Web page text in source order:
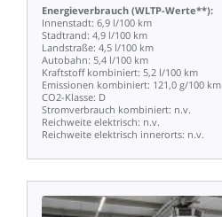
Energieverbrauch (WLTP-Werte**):
Innenstadt: 6,9 l/100 km
Stadtrand: 4,9 l/100 km
Landstraße: 4,5 l/100 km
Autobahn: 5,4 l/100 km
Kraftstoff kombiniert: 5,2 l/100 km
Emissionen kombiniert: 121,0 g/100 km
CO2-Klasse: D
Stromverbrauch kombiniert: n.v.
Reichweite elektrisch: n.v.
Reichweite elektrisch innerorts: n.v.